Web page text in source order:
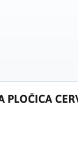
PLOČICA